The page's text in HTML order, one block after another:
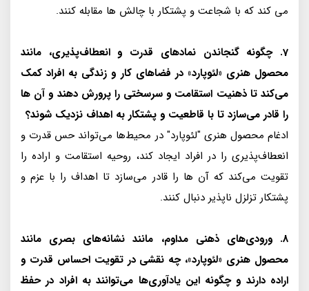
می کند که با شجاعت و پشتکار با چالش ها مقابله کنند.
7. چگونه گنجاندن نمادهای قدرت و انعطاف‌پذیری، مانند
محصول هنری «لئوپارد» در فضاهای کار و زندگی به افراد کمک
می‌کند تا ذهنیت استقامت و سرسختی را پرورش دهند و آن ها
را قادر می‌سازد تا با قاطعیت و پشتکار به اهداف نزدیک شوند؟
ادغام محصول هنری "لئوپارد" در محیط‌ها می‌تواند حس قدرت و
انعطاف‌پذیری را در افراد ایجاد کند، روحیه استقامت و اراده را
تقویت می‌کند که آن ها را قادر می‌سازد تا اهداف را با عزم و
پشتکار تزلزل ناپذیر دنبال کنند.
8. ورودی‌های ذهنی مداوم، مانند نشانه‌های بصری مانند
محصول هنری «لئوپارد»، چه نقشی در تقویت احساس قدرت و
اراده دارند و چگونه این یادآوری‌ها می‌توانند به افراد در حفظ